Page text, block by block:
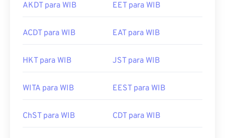
AKDT para WIB EET para WIB
ACDT para WIB EAT para WIB
HKT para WIB JST para WIB
WITA para WIB EEST para WIB
ChST para WIB CDT para WIB